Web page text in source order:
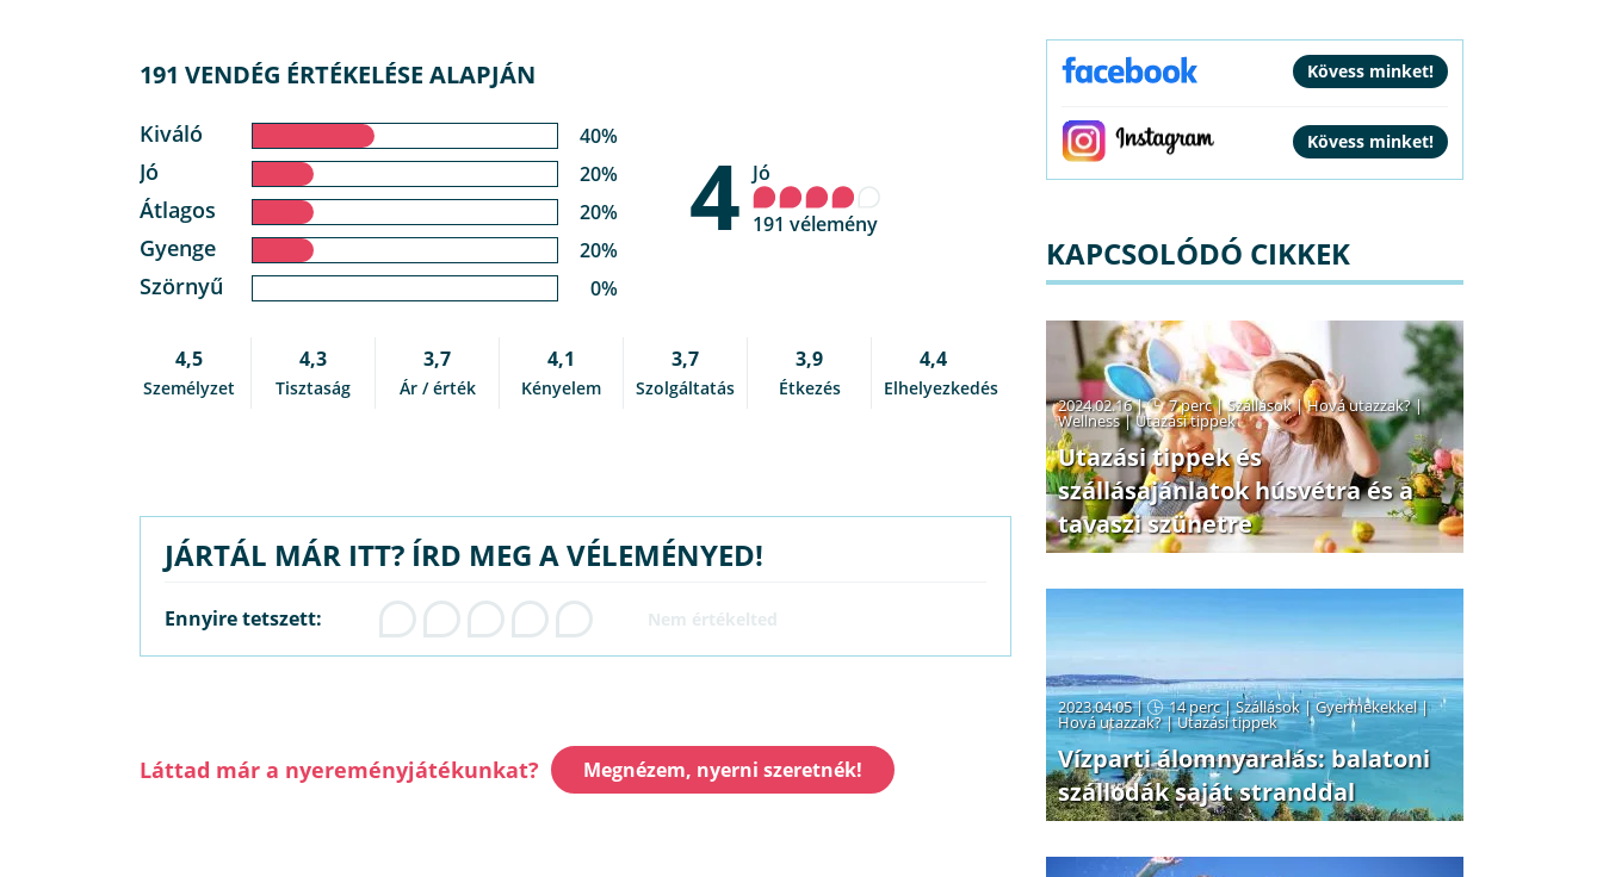
191 VENDÉG ÉRTÉKELÉSE ALAPJÁN
Kiváló 40%
Jó 20%
Átlagos 20%
Gyenge 20%
Szörnyű 0%
4 Jó
191 vélemény
4,5
Személyzet
4,3
Tisztaság
3,7
Ár / érték
4,1
Kényelem
3,7
Szolgáltatás
3,9
Étkezés
4,4
Elhelyezkedés
JÁRTÁL MÁR ITT? ÍRD MEG A VÉLEMÉNYED!
Ennyire tetszett:
Láttad már a nyereményjátékunkat? Megnézem, nyerni szeretnék!
KAPCSOLÓDÓ CIKKEK
2024.02.16 | 7 perc|Szállások|Hová utazzak?|
Wellness|Utazási tippek
Utazási tippek és
szállásajánlatok húsvétra és a
tavaszi szünetre
2023.04.05 | 14 perc|Szállások|Gyermekekkel|
Hová utazzak?|Utazási tippek
Vízparti álomnyaralás: balatoni
szállodák saját stranddal